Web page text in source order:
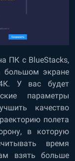
ПК с BlueStacks,
большом экране
У вас будет
параметры
качество
полета
в которую
время
взять больше